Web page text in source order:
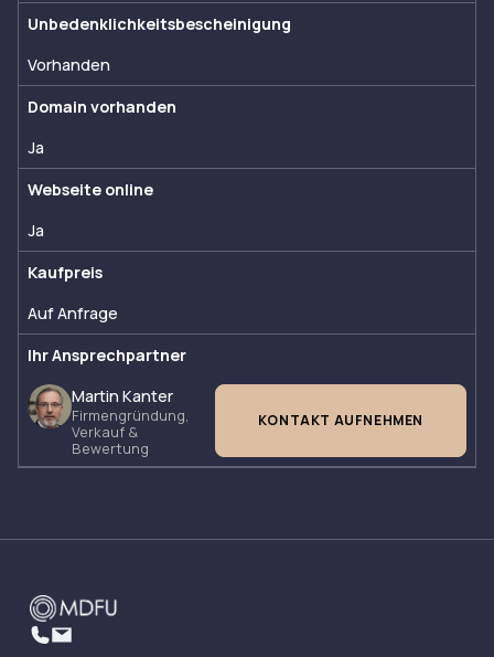
Unbedenklichkeitsbescheinigung
Vorhanden
Domain vorhanden
Ja
Webseite online
Ja
Kaufpreis
Auf Anfrage
Ihr Ansprechpartner
Martin Kanter
Firmengründung,
Verkauf &
Bewertung
KONTAKT AUFNEHMEN